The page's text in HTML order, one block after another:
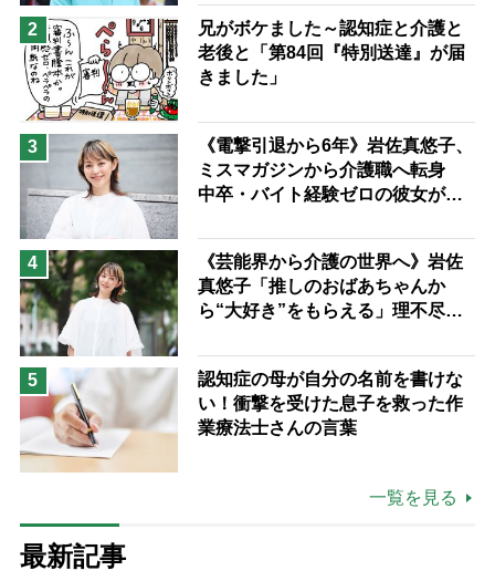
2
兄がボケました～認知症と介護と
老後と「第84回『特別送達』が届
きました」
3
《電撃引退から6年》岩佐真悠子、
ミスマガジンから介護職へ転身
中卒・バイト経験ゼロの彼女が見
ながら自分らしくいられる」
4
《芸能界から介護の世界へ》岩佐
真悠子「推しのおばあちゃんか
ら“大好き”をもらえる」理不尽さ
場は「愛おしい」
5
認知症の母が自分の名前を書けな
い！衝撃を受けた息子を救った作
業療法士さんの言葉
一覧を見る
最新記事